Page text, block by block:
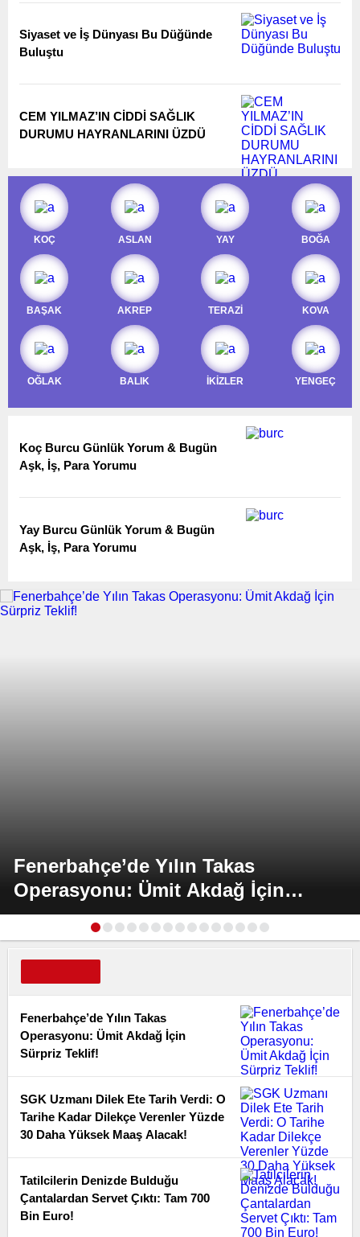
Siyaset ve İş Dünyası Bu Düğünde
Buluştu
CEM YILMAZ’IN CİDDİ SAĞLIK
DURUMU HAYRANLARINI ÜZDÜ
KOÇ ASLAN YAY BOĞA
BAŞAK AKREP TERAZİ KOVA
OĞLAK BALIK İKİZLER YENGEÇ
Koç Burcu Günlük Yorum & Bugün
Aşk, İş, Para Yorumu
Yay Burcu Günlük Yorum & Bugün
Aşk, İş, Para Yorumu
Fenerbahçe’de Yılın Takas
Operasyonu: Ümit Akdağ İçin
Sürpriz Teklif!
Fenerbahçe’de Yılın Takas
Operasyonu: Ümit Akdağ İçin
Sürpriz Teklif!
SGK Uzmanı Dilek Ete Tarih Verdi: O
Tarihe Kadar Dilekçe Verenler Yüzde
30 Daha Yüksek Maaş Alacak!
Tatilcilerin Denizde Bulduğu
Çantalardan Servet Çıktı: Tam 700
Bin Euro!